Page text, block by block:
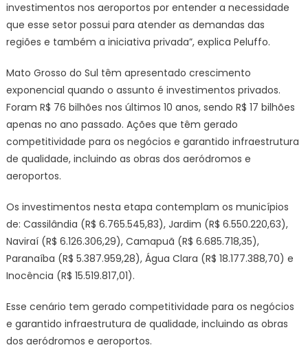
investimentos nos aeroportos por entender a necessidade
que esse setor possui para atender as demandas das
regiões e também a iniciativa privada”, explica Peluffo.
Mato Grosso do Sul têm apresentado crescimento
exponencial quando o assunto é investimentos privados.
Foram R$ 76 bilhões nos últimos 10 anos, sendo R$ 17 bilhões
apenas no ano passado. Ações que têm gerado
competitividade para os negócios e garantido infraestrutura
de qualidade, incluindo as obras dos aeródromos e
aeroportos.
Os investimentos nesta etapa contemplam os municípios
de: Cassilândia (R$ 6.765.545,83), Jardim (R$ 6.550.220,63),
Naviraí (R$ 6.126.306,29), Camapuã (R$ 6.685.718,35),
Paranaíba (R$ 5.387.959,28), Água Clara (R$ 18.177.388,70) e
Inocência (R$ 15.519.817,01).
Esse cenário tem gerado competitividade para os negócios
e garantido infraestrutura de qualidade, incluindo as obras
dos aeródromos e aeroportos.